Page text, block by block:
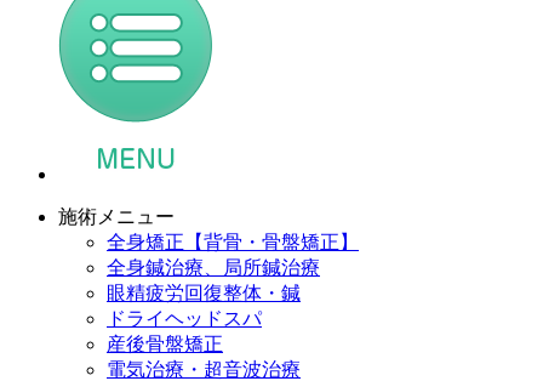
施術メニュー
全身矯正【背骨・骨盤矯正】
全身鍼治療、局所鍼治療
眼精疲労回復整体・鍼
ドライヘッドスパ
産後骨盤矯正
電気治療・超音波治療